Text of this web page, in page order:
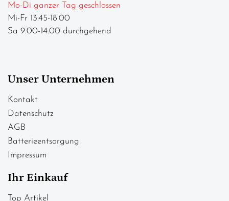
Mo-Di ganzer Tag geschlossen
Mi-Fr 13.45-18.00
Sa 9.00-14.00 durchgehend
Unser Unternehmen
Kontakt
Datenschutz
AGB
Batterieentsorgung
Impressum
Ihr Einkauf
Top Artikel